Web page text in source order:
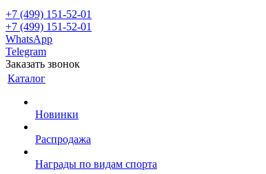
+7 (499) 151-52-01
+7 (499) 151-52-01
WhatsApp
Telegram
Заказать звонок
Каталог
Новинки
Распродажа
Награды по видам спорта